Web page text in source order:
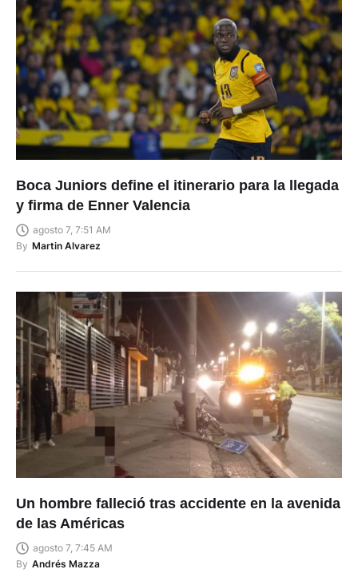
Boca Juniors define el itinerario para la llegada
y firma de Enner Valencia
agosto 7, 7:51 AM
By Martin Alvarez
Un hombre falleció tras accidente en la avenida
de las Américas
agosto 7, 7:45 AM
By Andrés Mazza